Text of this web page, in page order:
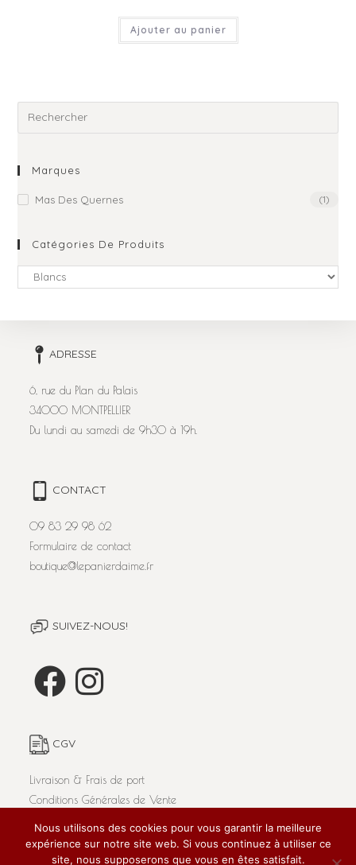
Ajouter au panier
Marques
Mas Des Quernes (1)
Catégories De Produits
ADRESSE
6, rue du Plan du Palais
34000 MONTPELLIER
Du lundi au samedi de 9h30 à 19h.
CONTACT
09 83 29 98 62
Formulaire de contact
boutique@lepanierdaime.fr
SUIVEZ-NOUS!
CGV
Livraison & Frais de port
Conditions Générales de Vente
Nous utilisons des cookies pour vous garantir la meilleure
expérience sur notre site web. Si vous continuez à utiliser ce
site, nous supposerons que vous en êtes satisfait.